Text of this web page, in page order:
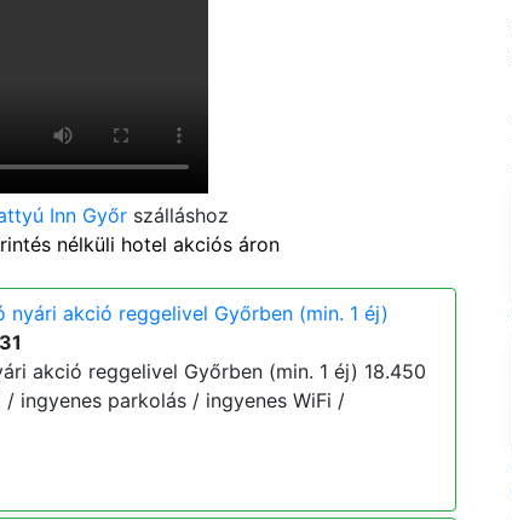
Inn Győr szálláshoz
nélküli hotel akciós áron
akció reggelivel Győrben (min. 1 éj)
akció reggelivel Győrben (min. 1 éj) 18.450
ingyenes parkolás / ingyenes WiFi /